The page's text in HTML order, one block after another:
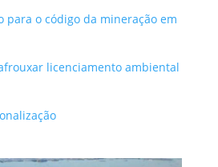
para o código da mineração em
licenciamento ambiental